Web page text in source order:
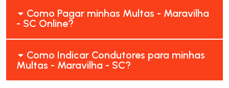
Como Pagar minhas Multas - Maravilha
- SC Online?
Como Indicar Condutores para minhas
Multas - Maravilha - SC?